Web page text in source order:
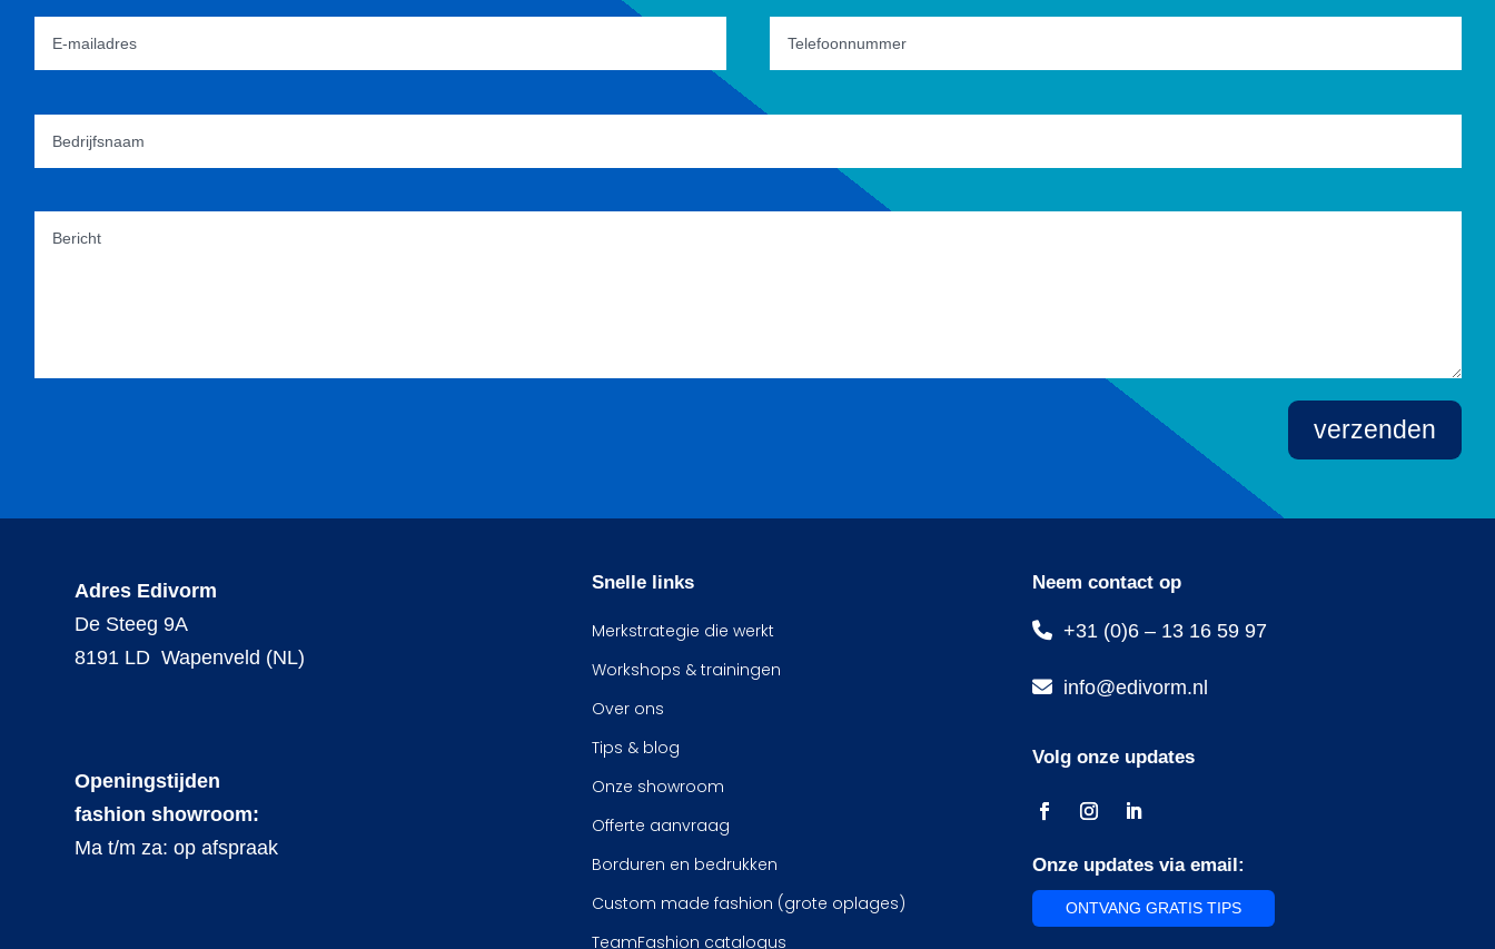
verzenden
Adres Edivorm
De Steeg 9A
8191 LD Wapenveld (NL)
Openingstijden
fashion showroom:
Ma t/m za: op afspraak
Snelle links
Merkstrategie die werkt
Workshops & trainingen
Over ons
Tips & blog
Onze showroom
Offerte aanvraag
Borduren en bedrukken
Custom made fashion (grote oplages)
TeamFashion catalogus
Neem contact op
+31 (0)6 – 13 16 59 97
info@edivorm.nl
Volg onze updates
Onze updates via email:
ONTVANG GRATIS TIPS